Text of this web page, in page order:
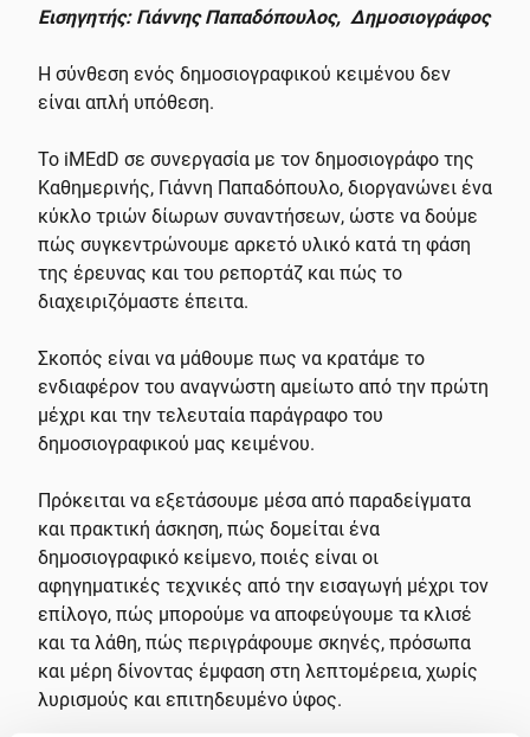
Εισηγητής: Γιάννης Παπαδόπουλος, Δημοσιογράφος
Η σύνθεση ενός δημοσιογραφικού κειμένου δεν
είναι απλή υπόθεση.
To iMEdD σε συνεργασία με τον δημοσιογράφο της
Καθημερινής, Γιάννη Παπαδόπουλο, διοργανώνει ένα
κύκλο τριών δίωρων συναντήσεων, ώστε να δούμε
πώς συγκεντρώνουμε αρκετό υλικό κατά τη φάση
της έρευνας και του ρεπορτάζ και πώς το
διαχειριζόμαστε έπειτα.
Σκοπός είναι να μάθουμε πως να κρατάμε το
ενδιαφέρον του αναγνώστη αμείωτο από την πρώτη
μέχρι και την τελευταία παράγραφο του
δημοσιογραφικού μας κειμένου.
Πρόκειται να εξετάσουμε μέσα από παραδείγματα
και πρακτική άσκηση, πώς δομείται ένα
δημοσιογραφικό κείμενο, ποιές είναι οι
αφηγηματικές τεχνικές από την εισαγωγή μέχρι τον
επίλογο, πώς μπορούμε να αποφεύγουμε τα κλισέ
και τα λάθη, πώς περιγράφουμε σκηνές, πρόσωπα
και μέρη δίνοντας έμφαση στη λεπτομέρεια, χωρίς
λυρισμούς και επιτηδευμένο ύφος.